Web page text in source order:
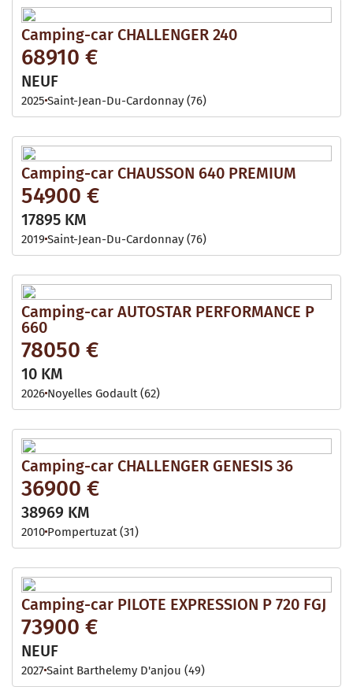
Camping-car CHALLENGER 240
68910 €
NEUF
2025 Saint-Jean-Du-Cardonnay (76)
Camping-car CHAUSSON 640 PREMIUM
54900 €
17895 KM
2019 Saint-Jean-Du-Cardonnay (76)
Camping-car AUTOSTAR PERFORMANCE P
660
78050 €
10 KM
2026 Noyelles Godault (62)
Camping-car CHALLENGER GENESIS 36
36900 €
38969 KM
2010 Pompertuzat (31)
Camping-car PILOTE EXPRESSION P 720 FGJ
73900 €
NEUF
2027Saint Barthelemy D'anjou (49)